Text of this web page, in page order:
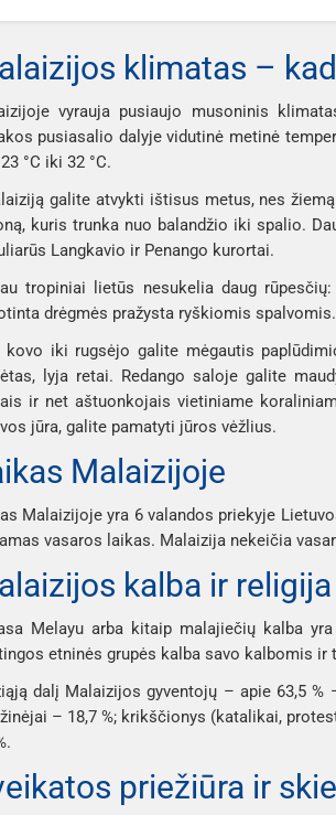
klimatas –
vyrauja pusiaujo musoninis
pusiasalio dalyje vidutinė metinė
°C iki 32 °C.
galite atvykti ištisus metus, nes
kuris trunka nuo balandžio iki spalio.
Langkavio ir Penango kurortai.
tropiniai lietūs nesukelia daug
drėgmės pražysta ryškiomis spalvomis.
kovo iki rugsėjo galite mėgautis
lyja retai. Redango saloje galite
ir net aštuonkojais vietiniame
jūra, galite pamatyti jūros vėžlius.
Malaizijoje
Malaizijoje yra 6 valandos priekyje
vasaros laikas. Malaizija nekeičia
kalba ir religija
Melayu arba kitaip malajiečių kalba
etninės grupės kalba savo kalbomis ir
dalį Malaizijos gyventojų – apie 63,5
– 18,7 %; krikščionys (katalikai,
priežiūra ir